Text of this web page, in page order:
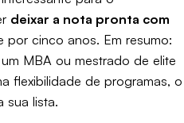
deixar a nota pronta com
por cinco anos. Em resumo:
MBA ou mestrado de elite
flexibilidade de programas, o
sua lista.